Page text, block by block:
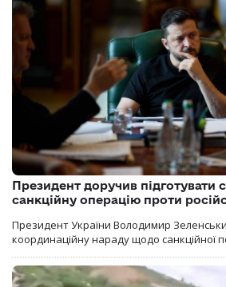
Президент доручив підготувати
санкційну операцію проти
Президент України Володимир
координаційну нараду щодо санкційної